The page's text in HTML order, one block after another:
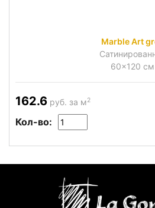
Marble Art
60x120 см
162.6 руб. за м2
Кол-во: